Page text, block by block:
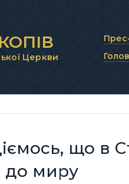
Церкви
що в
до миру